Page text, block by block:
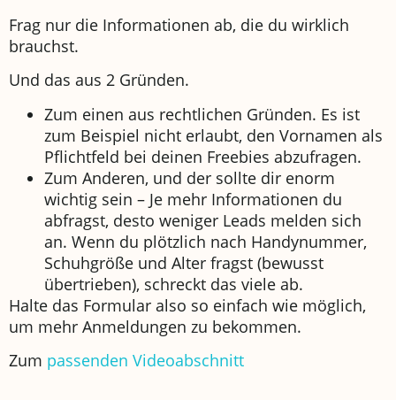
Frag nur die Informationen ab, die du wirklich
brauchst.
Und das aus 2 Gründen.
Zum einen aus rechtlichen Gründen. Es ist
zum Beispiel nicht erlaubt, den Vornamen als
Pflichtfeld bei deinen Freebies abzufragen.
Zum Anderen, und der sollte dir enorm
wichtig sein – Je mehr Informationen du
abfragst, desto weniger Leads melden sich
an. Wenn du plötzlich nach Handynummer,
Schuhgröße und Alter fragst (bewusst
übertrieben), schreckt das viele ab.
Halte das Formular also so einfach wie möglich,
um mehr Anmeldungen zu bekommen.
Zum passenden Videoabschnitt